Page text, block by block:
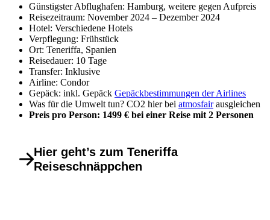
Günstigster Abflughafen: Hamburg, weitere gegen Aufpreis
Reisezeitraum: November 2024 – Dezember 2024
Hotel: Verschiedene Hotels
Verpflegung: Frühstück
Ort: Teneriffa, Spanien
Reisedauer: 10 Tage
Transfer: Inklusive
Airline: Condor
Gepäck: inkl. Gepäck Gepäckbestimmungen der Airlines
Was für die Umwelt tun? CO2 hier bei atmosfairausgleichen
Preis pro Person: 1499 € bei einer Reise mit 2 Personen
Hier geht’s zum Teneriffa
Reiseschnäppchen